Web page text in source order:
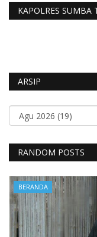
KAPOLRES SUMBA
ARSIP
RANDOM POSTS
BERANDA